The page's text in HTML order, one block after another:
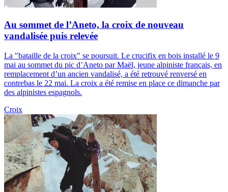
Au sommet de l’Aneto, la croix de nouveau
vandalisée puis relevée
La "bataille de la croix" se poursuit. Le crucifix en bois installé le 9
mai au sommet du pic d’Aneto par Maël, jeune alpiniste français, en
remplacement d’un ancien vandalisé, a été retrouvé renversé en
contrebas le 22 mai. La croix a été remise en place ce dimanche par
des alpinistes espagnols.
Croix